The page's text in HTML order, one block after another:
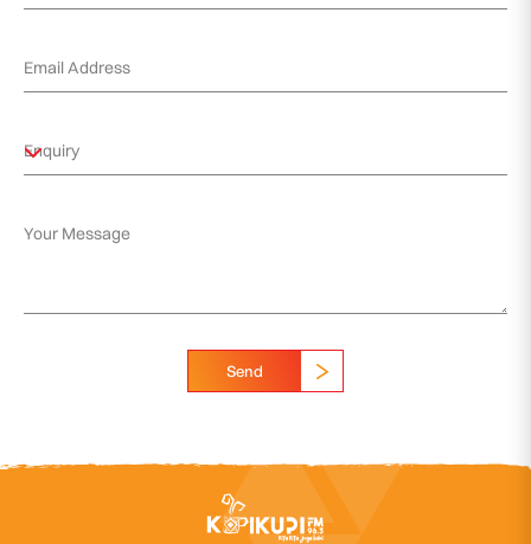
Send